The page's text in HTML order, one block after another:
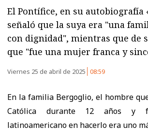
El Pontífice, en su autobiografía
señaló que la suya era "una
con dignidad", mientras que de
que "fue una mujer franca y
Viernes 25 de abril de 2025 08:59
En la familia Bergoglio, el hombre
Católica durante 12 años y
latinoamericano en hacerlo era uno